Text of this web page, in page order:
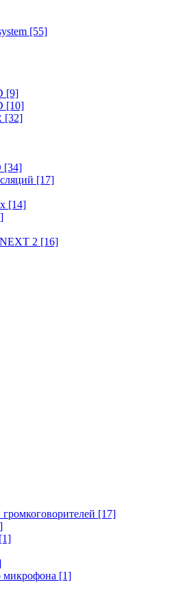
[55]
[9]
[10]
[32]
[34]
[17]
[14]
2 [16]
[17]
[1]
микрофона [1]